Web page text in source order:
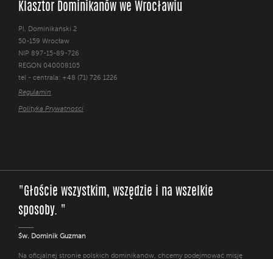
Klasztor Dominikanów we Wrocławiu
Pl. Dominikański 2
50-159 Wrocław
NIP 897-15-89-726
REGON 040008105
tel - centrala: +48 (71) 726 1226
Regulamin
Polityka Prywatności
"Głoście wszystkim, wszędzie i na wszelkie
sposoby. "
Św. Dominik Guzman
Na oficjalnej stronie polskich dominikanów, chcemy podejmować misję